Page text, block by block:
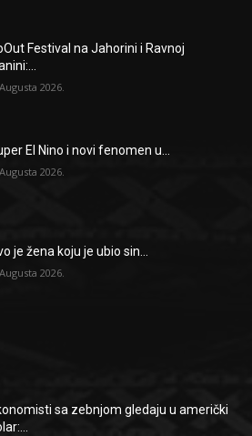
Festival na Jahorini i Ravnoj
2026.
El Nino i novi fenomen u...
2026.
je žena koju je ubio sin...
2026.
sa zebnjom gledaju u američki